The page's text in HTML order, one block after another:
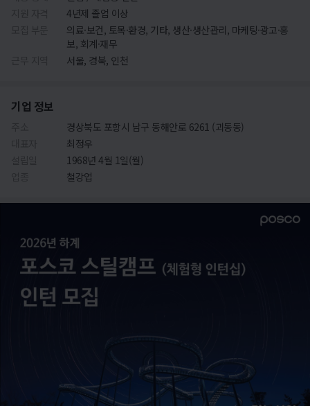
4년제 졸업 이상
의료·보건, 토목·환경, 기타, 생산·생산관리, 마케팅·광고·홍
보, 회계·재무
서울, 경북, 인천
기업 정보
경상북도 포항시 남구 동해안로 6261 (괴동동)
최정우
1968년 4월 1일(월)
철강업